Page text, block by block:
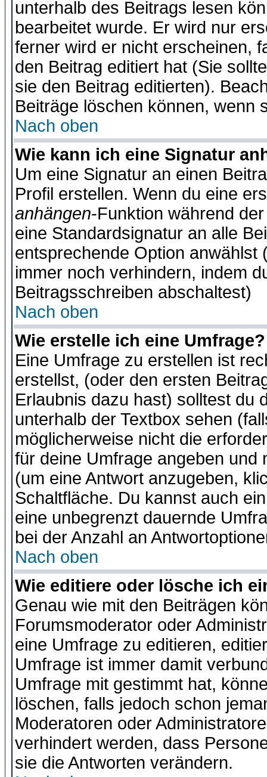
unterhalb des Beitrags lesen
bearbeitet wurde. Er wird nur
ferner wird er nicht erscheinen,
den Beitrag editiert hat (Sie
sie den Beitrag editierten).
Beiträge löschen können, wenn
Nach oben
Wie kann ich eine Signatur
Um eine Signatur an einen
Profil erstellen. Wenn du eine
anhängen-Funktion während
eine Standardsignatur an alle
entsprechende Option anwählst
immer noch verhindern, indem
Beitragsschreiben abschaltest)
Nach oben
Wie erstelle ich eine Umfrage?
Eine Umfrage zu erstellen ist
erstellst, (oder den ersten
Erlaubnis dazu hast) solltest du
unterhalb der Textbox sehen
möglicherweise nicht die
für deine Umfrage angeben und
(um eine Antwort anzugeben,
Schaltfläche. Du kannst auch
eine unbegrenzt dauernde
bei der Anzahl an
Nach oben
Wie editiere oder lösche ich
Genau wie mit den Beiträgen
Forumsmoderator oder
eine Umfrage zu editieren,
Umfrage ist immer damit
Umfrage mit gestimmt hat,
löschen, falls jedoch schon
Moderatoren oder
verhindert werden, dass
sie die Antworten verändern.